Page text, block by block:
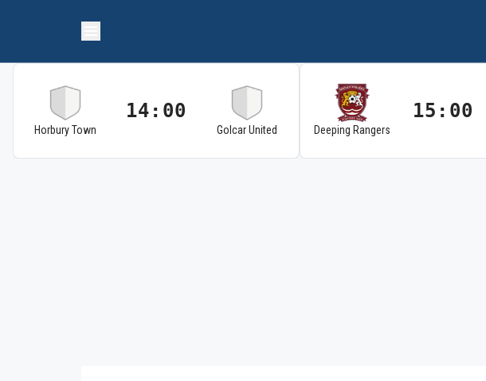
Horbury Town
14:00
Golcar United Deeping Rangers
15:00